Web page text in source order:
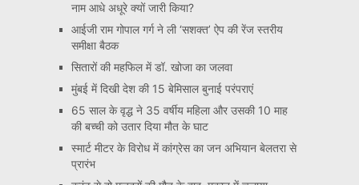
नाम आधे अधूरे क्यों जारी किया?
आईजी राम गोपाल गर्ग ने ली ‘सशक्त’ ऐप की रेंज स्तरीय
समीक्षा बैठक
सितारों की महफिल में डॉ. खोजा का जलवा
मुंबई में दिखी देश की 15 बेमिसाल बुनाई परंपराएं
65 साल के वृद्ध ने 35 वर्षीय महिला और उसकी 10 माह
की बच्ची को उतार दिया मौत के घाट
स्मार्ट मीटर के विरोध में कांग्रेस का जन अभियान बेलतरा से
प्रारंभ